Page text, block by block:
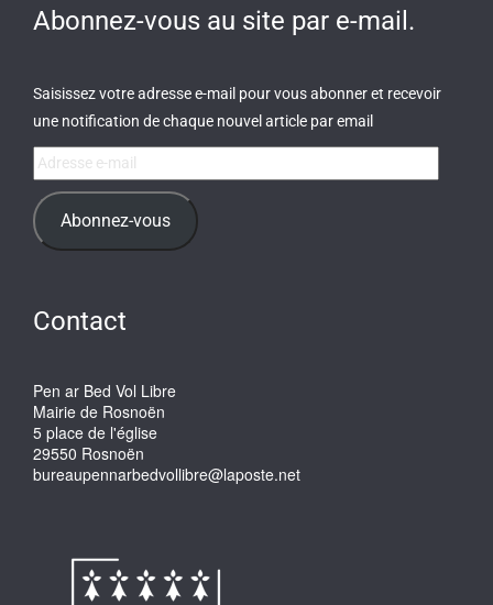
Abonnez-vous au site par e-mail.
Saisissez votre adresse e-mail pour vous abonner et recevoir
une notification de chaque nouvel article par email
Adresse
e-
mail Abonnez-vous
Contact
Pen ar Bed Vol Libre
Mairie de Rosnoën
5 place de l'église
29550 Rosnoën
bureaupennarbedvollibre@laposte.net